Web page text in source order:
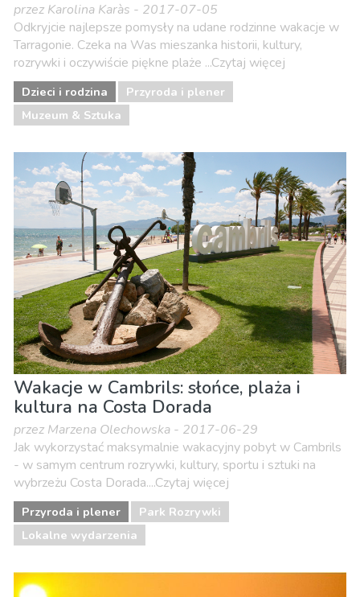
przez Karolina Karàs - 2017-07-05
Odkryjcie najlepsze pomysły na udane rodzinne wakacje w
Tarragonie. Czeka na Was mieszanka historii, kultury,
rozrywki i oczywiście piękne plaże ...Czytaj więcej
Dzieci i rodzina
Przyroda i plener
Muzeum & Sztuka
Wakacje w Cambrils: słońce, plaża i
kultura na Costa Dorada
przez Marzena Olechowska - 2017-06-29
Jak wykorzystać maksymalnie wakacyjny pobyt w Cambrils
- w samym centrum rozrywki, kultury, sportu i sztuki na
wybrzeżu Costa Dorada....Czytaj więcej
Przyroda i plener
Park Rozrywki
Lokalne wydarzenia